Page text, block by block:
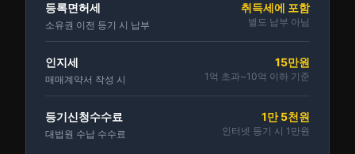
등록면허세
소유권 이전 등기 시 납부
취득세에 포함
별도 납부 아님
인지세
매매계약서 작성 시
15만원
1억 초과~10억 이하 기준
등기신청수수료
대법원 수납 수수료
1만 5천원
인터넷 등기 시 1만원